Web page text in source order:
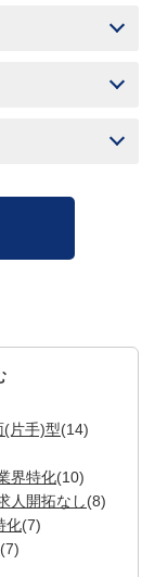
(片手)型(14)
界特化(10)
人開拓なし(8)
化(7)
(7)